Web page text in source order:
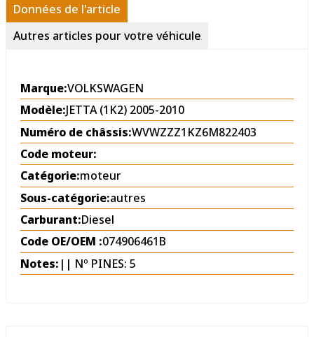
Données de l'article
Autres articles pour votre véhicule
Marque:VOLKSWAGEN
Modèle:JETTA (1K2) 2005-2010
Numéro de châssis:WVWZZZ1KZ6M822403
Code moteur:
Catégorie:moteur
Sous-catégorie:autres
Carburant:Diesel
Code OE/OEM :074906461B
Notes: || Nº PINES: 5